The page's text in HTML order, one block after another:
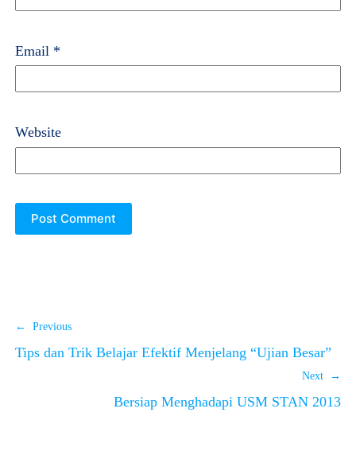
Email *
Website
← Previous
Tips dan Trik Belajar Efektif Menjelang “Ujian Besar”
Next →
Bersiap Menghadapi USM STAN 2013